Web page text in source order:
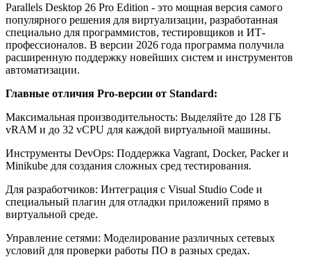
Parallels Desktop 26 Pro Edition - это мощная версия самого
популярного решения для виртуализации, разработанная
специально для программистов, тестировщиков и ИТ-
профессионалов. В версии 2026 года программа получила
расширенную поддержку новейших систем и инструментов
автоматизации.
Главные отличия Pro-версии от Standard:
Максимальная производительность: Выделяйте до 128 ГБ
vRAM и до 32 vCPU для каждой виртуальной машины.
Инструменты DevOps: Поддержка Vagrant, Docker, Packer и
Minikube для создания сложных сред тестирования.
Для разработчиков: Интеграция с Visual Studio Code и
специальный плагин для отладки приложений прямо в
виртуальной среде.
Управление сетями: Моделирование различных сетевых
условий для проверки работы ПО в разных средах.